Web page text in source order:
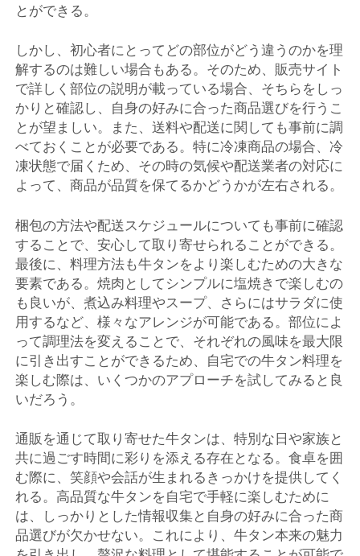
とができる。
しかし、初心者にとってどの部位がどう違うのかを理
解するのは難しい場合もある。そのため、販売サイト
で詳しく部位の説明が載っている場合、そちらをしっ
かりと確認し、自身の好みに合った商品選びを行うこ
とが望ましい。また、送料や配送に関しても事前に調
べておくことが必要である。特に冷凍商品の場合、冷
凍状態で届くため、その時の気候や配送業者の対応に
よって、商品が品質を保てるかどうかが左右される。
梱包の方法や配送スケジュールについても事前に確認
することで、安心して取り寄せられることができる。
最後に、料理方法も牛タンをより楽しむための大きな
要素である。焼肉としてシンプルに塩焼きで楽しむの
も良いが、煮込み料理やスープ、さらにはサラダに使
用するなど、様々なアレンジが可能である。部位によ
って調理法を変えることで、それぞれの風味を最大限
に引き出すことができるため、自宅での牛タン料理を
楽しむ際は、いくつかのアプローチを試してみると良
いだろう。
通販を通じて取り寄せた牛タンは、特別な日や家族と
共に過ごす時間に彩りを添える存在となる。食卓を囲
む際に、笑顔や会話が生まれるきっかけを提供してく
れる。高品質な牛タンを自宅で手軽に楽しむために
は、しっかりとした情報収集と自身の好みに合った商
品選びが欠かせない。これにより、牛タン本来の魅力